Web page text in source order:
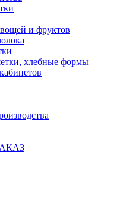
и фруктов
хлебные формы